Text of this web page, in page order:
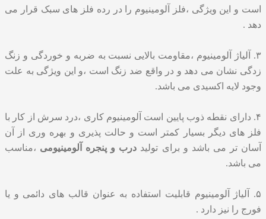
است و این ویژگی ،فلز آلومینیوم را در رده فلز های سبک قرار می
دهد .
۳. آلیاژ آلومینیوم ،مقاومت بالایی نسبت به ضربه و خوردگی و زنگ
زدگی نشان می دهد و در واقع ضد زنگ است ،و این ویژگی به علت
وجود لایه اکسیدی می باشد.
۴. دارای نقطه ذوب پایین است آلومینیوم کاری ،درد سرش از کار با
فلز های دیگر بسیار کمتر است و حالت پذیری و بهره وری از آن
آسان تر می باشد و برای تولید درب و پنجره آلومینیومی ،مناسب
می باشد.
۵. آلیاژ آلومینیوم قابلیت استفاده به عنوان قالب های دائمی و یا
فورج را نیز دارد .